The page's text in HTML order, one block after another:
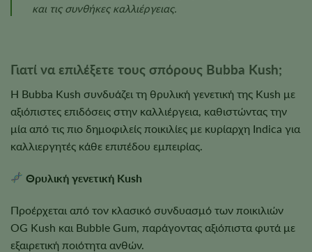
και τις συνθήκες καλλιέργειας.
Γιατί να επιλέξετε τους σπόρους Bubba Kush;
Η Bubba Kush συνδυάζει τη θρυλική γενετική της Kush με
αξιόπιστες επιδόσεις στην καλλιέργεια, καθιστώντας την
μία από τις πιο δημοφιλείς ποικιλίες με κυρίαρχη Indica για
καλλιεργητές κάθε επιπέδου εμπειρίας.
Θρυλική γενετική Kush
Προέρχεται από τον κλασικό συνδυασμό των ποικιλιών
OG Kush και Bubble Gum, παράγοντας αξιόπιστα φυτά με
εξαιρετική ποιότητα ανθών.